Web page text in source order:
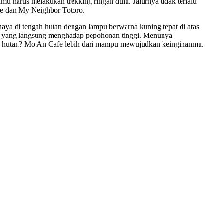
dan My Neighbor Totoro.
di tengah hutan dengan lampu berwarna kuning tepat di atas
langsung menghadap pepohonan tinggi. Menunya
hutan? Mo An Cafe lebih dari mampu mewujudkan keinginanmu.